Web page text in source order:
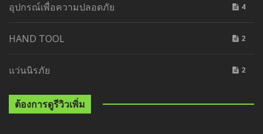
อุปกรณ์เพื่อความปลอดภัย 4
HAND TOOL 2
แว่นนิรภัย 2
ต้องการดูรีวิวเพิ่ม